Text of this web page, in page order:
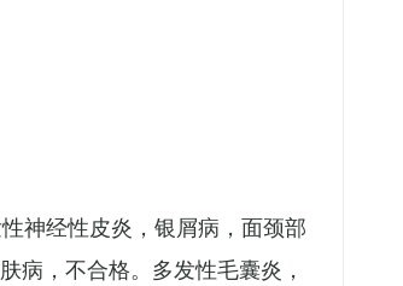
神经性皮炎，银屑病，面颈部
病，不合格。多发性毛囊炎，